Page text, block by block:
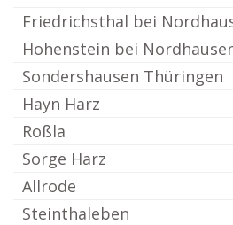
Friedrichsthal bei
Hohenstein bei
Sondershausen Thüringen
Hayn Harz
Roßla
Sorge Harz
Allrode
Steinthaleben